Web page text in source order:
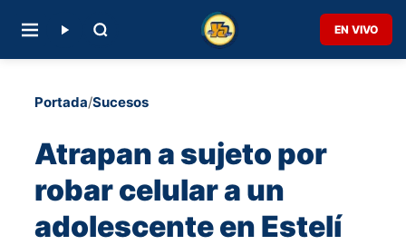
EN VIVO
Portada/Sucesos
Atrapan a sujeto por
robar celular a un
adolescente en Estelí